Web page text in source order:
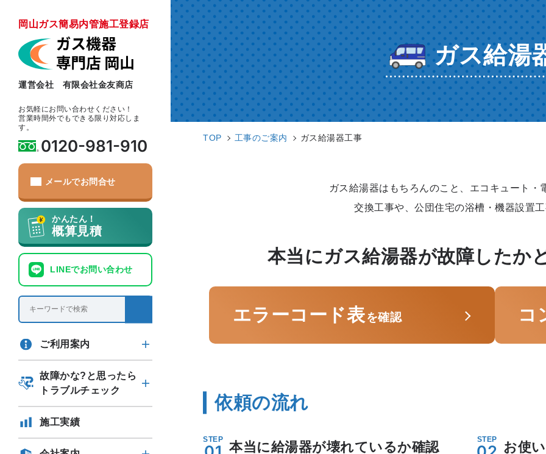
岡山ガス簡易内管施工登録店
運営会社 有限会社金友商店
お気軽にお問い合わせください！
営業時間外でもできる限り対応しま
す。
0120-981-910
メールでお問合せ
かんたん！
概算見積
LINEでお問い合わせ
ご利用案内
故障かな?と思ったら
トラブルチェック
施工実績
ガス給湯
TOP 工事のご案内 ガス給湯器工事
ガス給湯器はもちろんのこと、 エコキュート・
交換工事や、公団住宅の浴槽・機器設置
本当にガス給湯器が故障したか
エラーコード表を確認 コ
依頼の流れ
STEP 本当に給湯器が壊れているか確認 STEP お使